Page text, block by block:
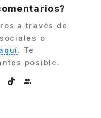
a través de
o
. Te
posible.